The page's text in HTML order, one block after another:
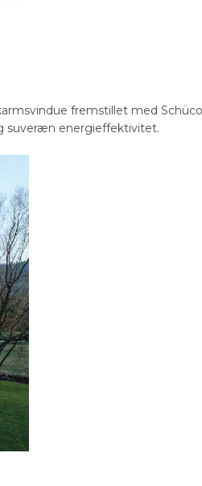
fremstillet med
suveræn energieffektivitet.